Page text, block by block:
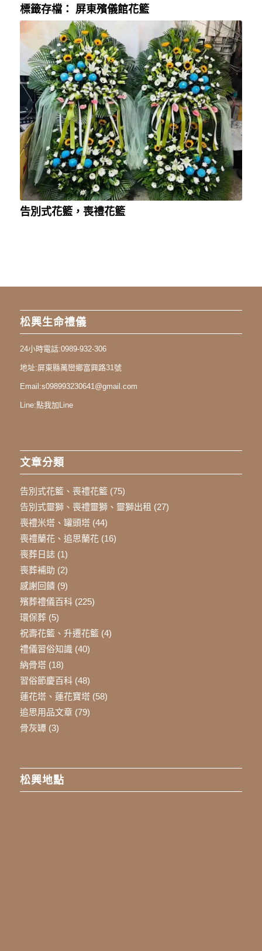
標籤存檔： 屏東殯儀館花籃
告別式花籃，喪禮花籃
松興生命禮儀
24小時電話:0989-932-306
地址:屏東縣萬巒鄉富興路31號
Email:s098993230641@gmail.com
Line:點我加Line
文章分類
告別式花籃、喪禮花籃(75)
告別式靈獅、喪禮靈獅、靈獅出租 (27)
喪禮米塔、罐頭塔(44)
喪禮蘭花、追思蘭花(16)
喪葬日誌(1)
喪葬補助 (2)
感謝回饋(9)
殯葬禮儀百科(225)
環保葬(5)
祝壽花籃、升遷花籃(4)
禮儀習俗知識(40)
納骨塔(18)
習俗節慶百科(48)
蓮花塔、蓮花寶塔(58)
追思用品文章(79)
骨灰罈(3)
松興地點